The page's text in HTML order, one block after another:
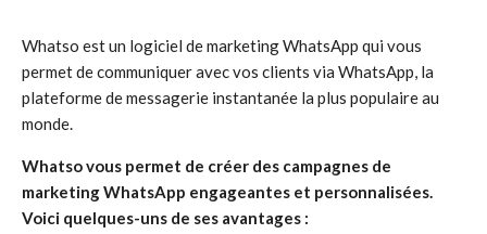
Whatso est un logiciel de marketing WhatsApp qui vous
permet de communiquer avec vos clients via WhatsApp, la
plateforme de messagerie instantanée la plus populaire au
monde.
Whatso vous permet de créer des campagnes de
marketing WhatsApp engageantes et personnalisées.
Voici quelques-uns de ses avantages :